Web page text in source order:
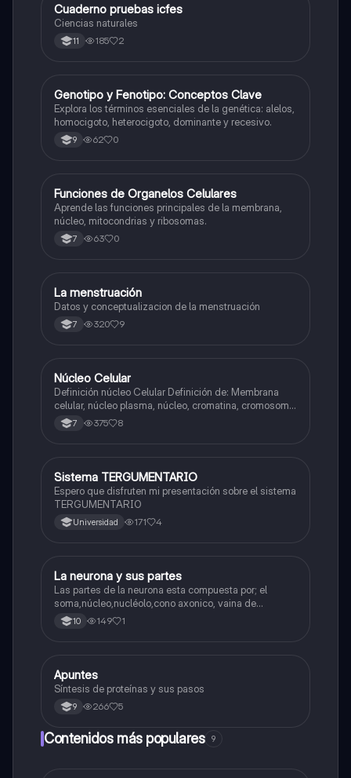
Biologia
Cuaderno pruebas icfes
Ciencias naturales
11 185 2
GBiologia
Genotipo y Fenotipo: Conceptos Clave
Explora los términos esenciales de la genética: alelos,
homocigoto, heterocigoto, dominante y recesivo.
9 62 0
FBiologia
Funciones de Organelos Celulares
Aprende las funciones principales de la membrana,
núcleo, mitocondrias y ribosomas.
7 63 0
Biologia
La menstruación
Datos y conceptualizacion de la menstruación
7 320 9
Biologia
Núcleo Celular
Definición núcleo Celular Definición de: Membrana
celular, núcleo plasma, núcleo, cromatina, cromosoma
Interfase Fases de la interfase
7 375 8
Biologia
Sistema TERGUMENTARIO
Espero que disfruten mi presentación sobre el sistema
TERGUMENTARIO
Universidad 171 4
Biologia
La neurona y sus partes
Las partes de la neurona esta compuesta por; el
soma,núcleo,nucléolo,cono axonico, vaina de
mielina,celula schwan,núcleo de schwann,nódulo de
Ranvier,terminal axonico Arborizacion terminal, botón
10 149 1
Biologia
Apuntes
Síntesis de proteínas y sus pasos
9 266 5
Contenidos más populares 9